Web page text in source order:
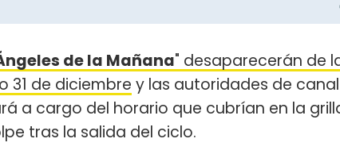
de la Mañana" desaparecerán de
31 de diciembre y las autoridades de
a cargo del horario que cubrían en la
tras la salida del ciclo.